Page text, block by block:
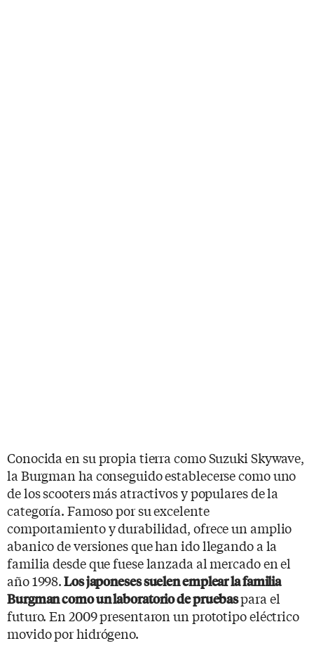
Conocida en su propia tierra como Suzuki Skywave,
la Burgman ha conseguido establecerse como uno
de los scooters más atractivos y populares de la
categoría. Famoso por su excelente
comportamiento y durabilidad, ofrece un amplio
abanico de versiones que han ido llegando a la
familia desde que fuese lanzada al mercado en el
año 1998.Los japoneses suelen emplear la familia
Burgman como un laboratorio de pruebaspara el
futuro. En 2009 presentaron un prototipo eléctrico
movido por hidrógeno.